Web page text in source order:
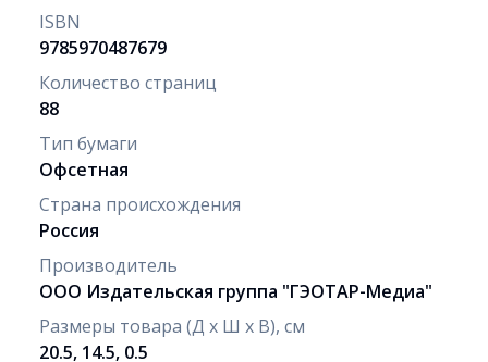
ISBN
9785970487679
Количество страниц
88
Тип бумаги
Офсетная
Страна происхождения
Россия
Производитель
ООО Издательская группа "ГЭОТАР-Медиа"
Размеры товара (Д х Ш х В), см
20.5, 14.5, 0.5